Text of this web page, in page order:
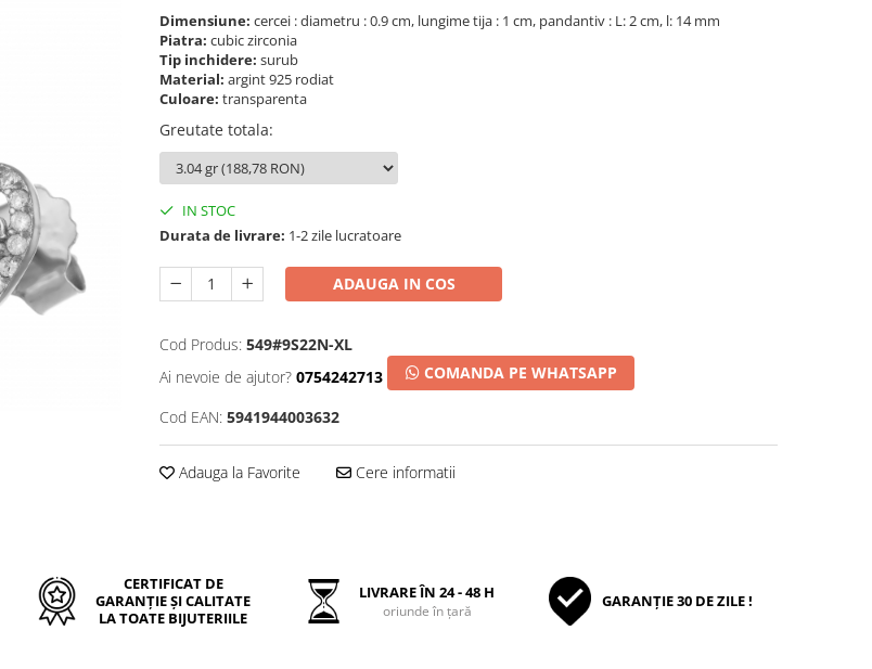
Dimensiune: cercei : diametru : 0.9 cm, lungime tija : 1 cm, pandantiv : L: 2 cm, l: 14 mm
Piatra: cubic zirconia
Tip inchidere: surub
Material: argint 925 rodiat
Culoare: transparenta
Greutate totala:
IN STOC
Durata de livrare: 1-2 zile lucratoare
ADAUGA IN COS
Cod Produs: 549#9S22N-XL
Ai nevoie de ajutor? 0754242713 COMANDA PE WHATSAPP
Cod EAN: 5941944003632
Adauga la Favorite Cere informatii
CERTIFICAT DE
GARANȚIE ȘI CALITATE
LA TOATE BIJUTERIILE
LIVRARE ÎN 24 - 48 H
oriunde în țară GARANȚIE 30 DE ZILE !